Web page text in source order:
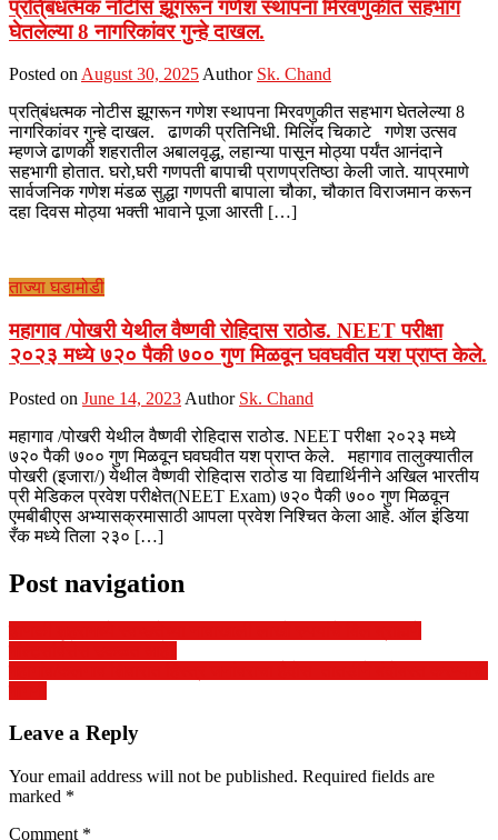
प्रति्बंधत्मक नोटीस झूगरून गणेश स्थापना मिरवणुकीत सहभाग
घेतलेल्या 8 नागरिकांवर गुन्हे दाखल.
Posted onAugust 30, 2025Author Sk. Chand
प्रति्बंधत्मक नोटीस झूगरून गणेश स्थापना मिरवणुकीत सहभाग घेतलेल्या 8
नागरिकांवर गुन्हे दाखल. ढाणकी प्रतिनिधी. मिलिंद चिकाटे गणेश उत्सव
म्हणजे ढाणकी शहरातील अबालवृद्ध, लहान्या पासून मोठ्या पर्यंत आनंदाने
सहभागी होतात. घरो,घरी गणपती बापाची प्राणप्रतिष्ठा केली जाते. याप्रमाणे
सार्वजनिक गणेश मंडळ सुद्धा गणपती बापाला चौका, चौकात विराजमान करून
दहा दिवस मोठ्या भक्ती भावाने पूजा आरती […]
ताज्या घडामोडी
महागाव /पोखरी येथील वैष्णवी रोहिदास राठोड. NEET परीक्षा
२०२३ मध्ये ७२० पैकी ७०० गुण मिळवून घवघवीत यश प्राप्त केले.
Posted on June 14, 2023 Author Sk. Chand
महागाव /पोखरी येथील वैष्णवी रोहिदास राठोड. NEET परीक्षा २०२३ मध्ये
७२० पैकी ७०० गुण मिळवून घवघवीत यश प्राप्त केले. महागाव तालुक्यातील
पोखरी (इजारा/) येथील वैष्णवी रोहिदास राठोड या विद्यार्थिनीने अखिल भारतीय
प्री मेडिकल प्रवेश परीक्षेत(NEET Exam) ७२० पैकी ७०० गुण मिळवून
एमबीबीएस अभ्यासक्रमासाठी आपला प्रवेश निश्चित केला आहे. ऑल इंडिया
रँक मध्ये तिला २३० […]
Post navigation
Leave a Reply
Your email address will not be published. Required fields are
marked *
Comment *